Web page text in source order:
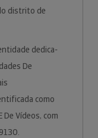
distrito de
dedica-
De
como
De Vídeos, com